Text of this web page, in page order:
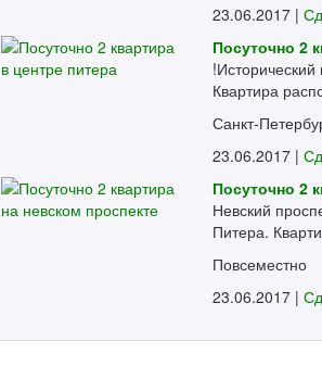
23.06.2017 |
Посуточно 2
Квартира
Санкт-
23.06.2017 |
Посуточно 2
Невский
Питера.
Повсеместно
23.06.2017 |